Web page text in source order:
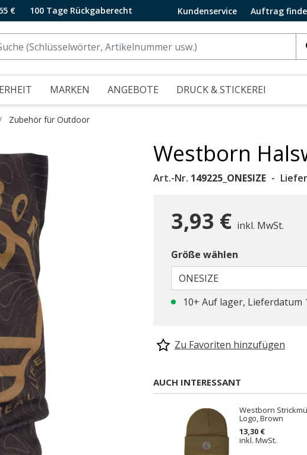
€ 100 Tage Rückgaberecht Kundenservice Auftrag
MARKEN ANGEBOTE DRUCK & STICKEREI
Zubehör für Outdoor
Westborn
Art.-Nr. 149225_ONESIZE
3,93 € inkl. MwSt.
Größe wählen
ONESIZE
10+ Auf lager, Lieferdatum
Zu Favoriten hinzufügen
AUCH INTERESSANT
Westborn
Logo, Brown
13,30 €
inkl. MwSt.